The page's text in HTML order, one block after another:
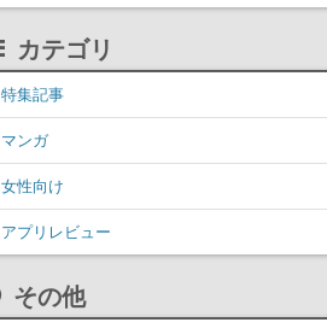
カテゴリ
特集記事
マンガ
女性向け
アプリレビュー
その他